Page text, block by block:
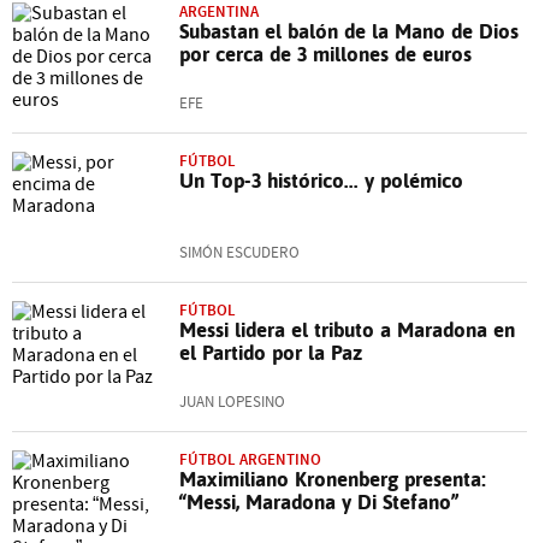
ARGENTINA
Subastan el balón de la Mano de Dios
por cerca de 3 millones de euros
EFE
FÚTBOL
Un Top-3 histórico... y polémico
SIMÓN ESCUDERO
FÚTBOL
Messi lidera el tributo a Maradona en
el Partido por la Paz
JUAN LOPESINO
FÚTBOL ARGENTINO
Maximiliano Kronenberg presenta:
“Messi, Maradona y Di Stefano”